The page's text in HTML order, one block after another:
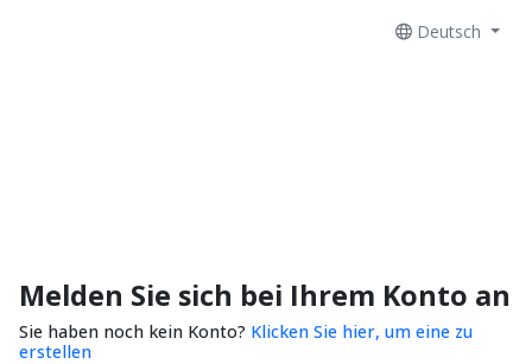
Deutsch
Melden Sie sich bei Ihrem Konto an
Sie haben noch kein Konto? Klicken Sie hier, um eine zu
erstellen